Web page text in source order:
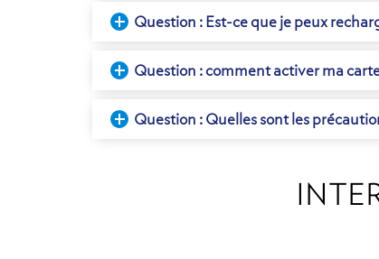
Question : Est-ce que je peux
Question : comment activer ma
Question : Quelles sont les